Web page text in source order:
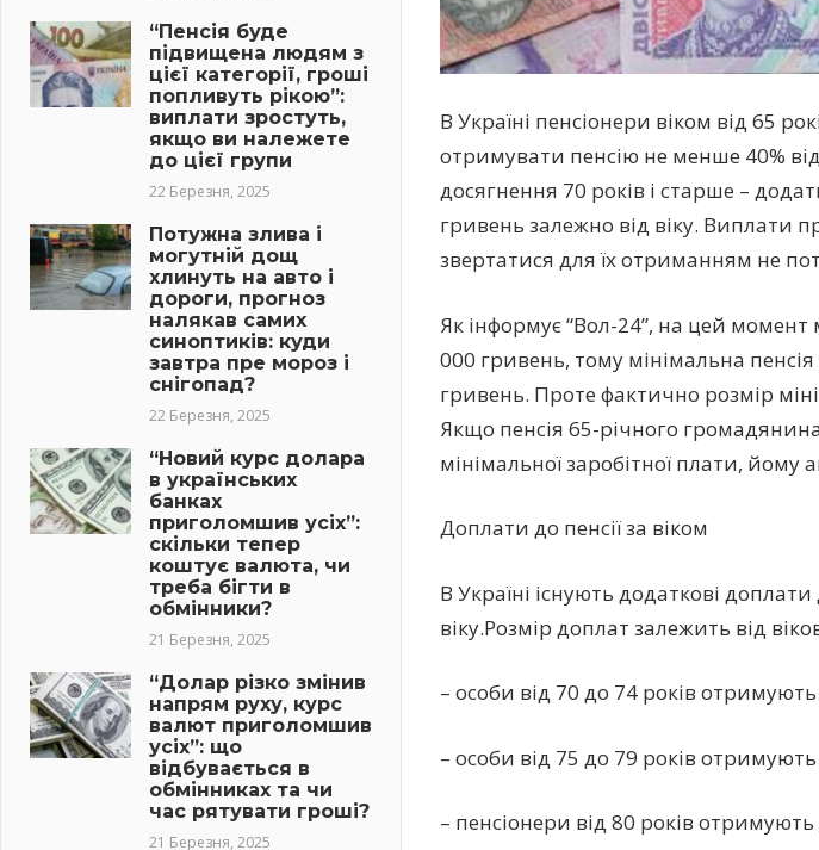
В Україні пенсіонери віком від 65
отримувати пенсію не менше 40%
досягнення 70 років і старше –
гривень залежно від віку. Виплати
звертатися для їх отриманням не
Як інформує “Вол-24”, на цей момент
000 гривень, тому мінімальна
гривень. Проте фактично розмір
Якщо пенсія 65-річного
мінімальної заробітної плати,
Доплати до пенсії за віком
В Україні існують додаткові
віку.Розмір доплат залежить від
– особи від 70 до 74 років
– особи від 75 до 79 років
– пенсіонери від 80 років
“Пенсія буде
підвищена людям з
цієї категорії, гроші
попливуть рікою”:
виплати зростуть,
якщо ви належете
до цієї групи
22 Березня, 2025
Потужна злива і
могутній дощ
хлинуть на авто і
дороги, прогноз
налякав самих
синоптиків: куди
завтра пре мороз і
снігопад?
22 Березня, 2025
“Новий курс долара
в українських
банках
приголомшив усіх”:
скільки тепер
коштує валюта, чи
треба бігти в
обмінники?
21 Березня, 2025
“Долар різко змінив
напрям руху, курс
валют приголомшив
усіх”: що
відбувається в
обмінниках та чи
час рятувати гроші?
21 Березня, 2025